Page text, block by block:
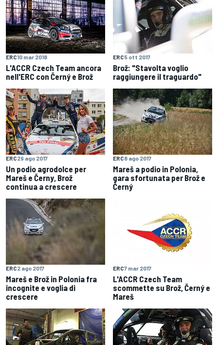
ERC10 mar 2018
L'ACCR Czech Team ancora
nell'ERC con Černý e Brož
ERC5 ott 2017
Brož: "Stavolta voglio
raggiungere il traguardo"
ERC29 ago 2017
Un podio agrodolce per
Mareš e Černy, Brož
continua a crescere
ERC8 ago 2017
Mareš a podio in Polonia,
gara sfortunata per Brož e
Černý
ERC2 ago 2017
Mareš e Brož in Polonia fra
incognite e voglia di
crescere
ERC7 mar 2017
L'ACCR Czech Team
scommette su Brož, Černý e
Mareš